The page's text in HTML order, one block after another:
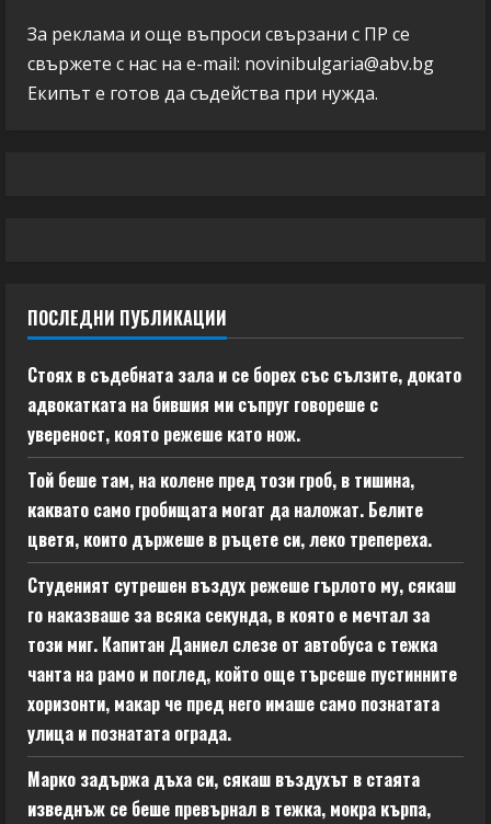
За реклама и още въпроси свързани с ПР се
свържете с нас на e-mail: novinibulgaria@abv.bg
Екипът е готов да съдейства при нужда.
ПОСЛЕДНИ ПУБЛИКАЦИИ
Стоях в съдебната зала и се борех със сълзите, докато
адвокатката на бившия ми съпруг говореше с
увереност, която режеше като нож.
Той беше там, на колене пред този гроб, в тишина,
каквато само гробищата могат да наложат. Белите
цветя, които държеше в ръцете си, леко трепереха.
Студеният сутрешен въздух режеше гърлото му, сякаш
го наказваше за всяка секунда, в която е мечтал за
този миг. Капитан Даниел слезе от автобуса с тежка
чанта на рамо и поглед, който още търсеше пустинните
хоризонти, макар че пред него имаше само познатата
улица и познатата ограда.
Марко задържа дъха си, сякаш въздухът в стаята
изведнъж се беше превърнал в тежка, мокра кърпа,